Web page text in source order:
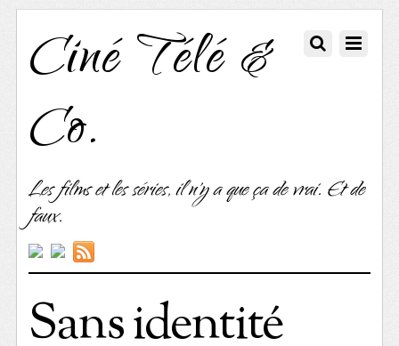
Ciné Télé &
Co.
Les films et les séries, il n'y a que ça de vrai. Et de
faux.
Sans identité